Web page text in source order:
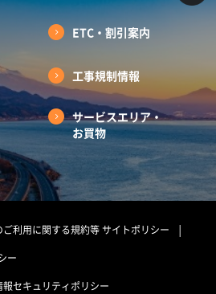
ETC・割引案内
工事規制情報
サービスエリア・
お買物
利用に関する規約等サイトポリシー
ー
報セキュリティポリシー